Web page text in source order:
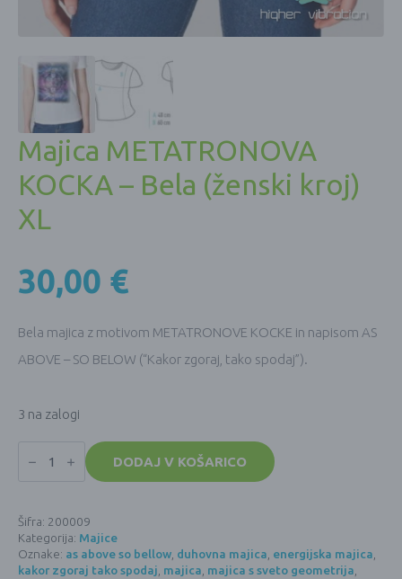
Majica METATRONOVA
KOCKA – Bela (ženski kroj)
XL
30,00 €
Bela majica z motivom METATRONOVE KOCKE in napisom AS
ABOVE – SO BELOW (“Kakor zgoraj, tako spodaj”).
3 na zalogi
METATRONOVA
(ženski
kroj)
XL
količina
DODAJ V KOŠARICO
Šifra: 200009
Kategorija: Majice
Oznake: as above so bellow, duhovna majica, energijska majica,
kakor zgoraj tako spodaj, majica, majica s sveto geometrija,